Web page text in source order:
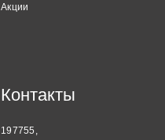
Акции
Контакты
197755,